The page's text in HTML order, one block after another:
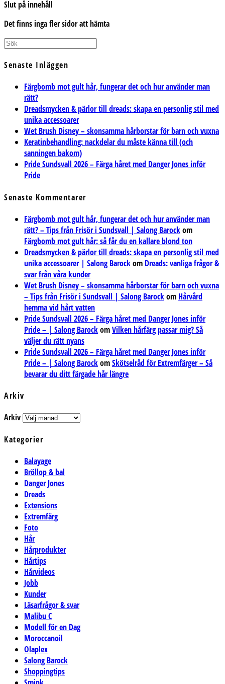
Slut på innehåll
Det finns inga fler sidor att hämta
Senaste Inläggen
Färgbomb mot gult hår, fungerar det och hur använder man
rätt?
Dreadsmycken & pärlor till dreads: skapa en personlig stil med
unika accessoarer
Wet Brush Disney – skonsamma hårborstar för barn och vuxna
Keratinbehandling: nackdelar du måste känna till (och
sanningen bakom)
Pride Sundsvall 2026 – Färga håret med Danger Jones inför
Pride
Senaste Kommentarer
Färgbomb mot gult hår, fungerar det och hur använder man
rätt? – Tips från Frisör i Sundsvall | Salong Barockom
Färgbomb mot gult hår: så får du en kallare blond ton
Dreadsmycken & pärlor till dreads: skapa en personlig stil med
unika accessoarer | Salong Barockom Dreads: vanliga frågor &
svar från våra kunder
Wet Brush Disney – skonsamma hårborstar för barn och vuxna
– Tips från Frisör i Sundsvall | Salong Barockom Hårvård
hemma vid hårt vatten
Pride Sundsvall 2026 – Färga håret med Danger Jones inför
Pride – | Salong BarockomVilken hårfärg passar mig? Så
väljer du rätt nyans
Pride Sundsvall 2026 – Färga håret med Danger Jones inför
Pride – | Salong BarockomSkötselråd för Extremfärger – Så
bevarar du ditt färgade hår längre
Arkiv
Arkiv
Kategorier
Balayage
Bröllop & bal
Danger Jones
Dreads
Extensions
Extremfärg
Foto
Hår
Hårprodukter
Hårtips
Hårvideos
Jobb
Kunder
Läsarfrågor & svar
Malibu C
Modell för en Dag
Moroccanoil
Olaplex
Salong Barock
Shoppingtips